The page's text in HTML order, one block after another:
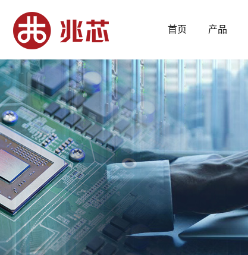
首页 产品